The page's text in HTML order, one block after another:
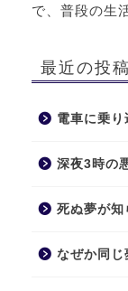
で、普段の生
最近の投稿
電車に乗
深夜3時の
死ぬ夢が知
なぜか同じ